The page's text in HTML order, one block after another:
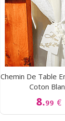
Chemin De Table
Coton
8.99 €